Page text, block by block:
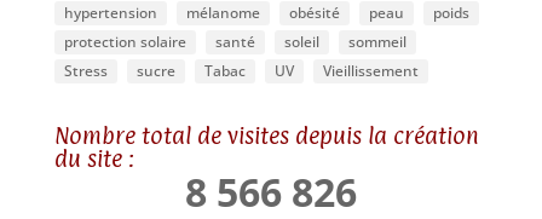
hypertension
mélanome obésité peau
poids
protection solaire
santé soleil
sommeil
Stress
sucre Tabac UV Vieillissement
Nombre total de visites depuis la création
du site :
8 566 826